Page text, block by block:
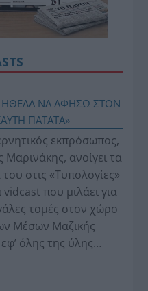
ΗΘΕΛΑ ΝΑ ΑΦΗΣΩ ΣΤΟΝ
ΠΑΤΑΤΑ»
εκπρόσωπος,
Μαρινάκης, ανοίγει τα
στις «Τυπολογίες»
vidcast που μιλάει για
τομές στον χώρο
Μέσων Μαζικής
όλης της ύλης